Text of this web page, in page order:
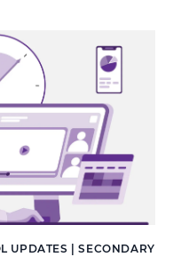
UPDATES | SECONDARY